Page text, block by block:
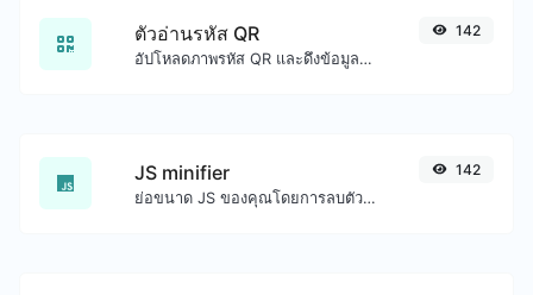
ตัวอ่านรหัส QR
อัปโหลดภาพรหัส QR และดึงข้อมูลออกมา
142
JS minifier
ย่อขนาด JS ของคุณโดยการลบตัวอักษรที่ไม่จำเป็นทั้งหมด
142